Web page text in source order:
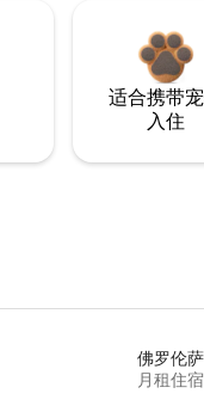
适合携带
入住
佛罗伦萨
月租住宿